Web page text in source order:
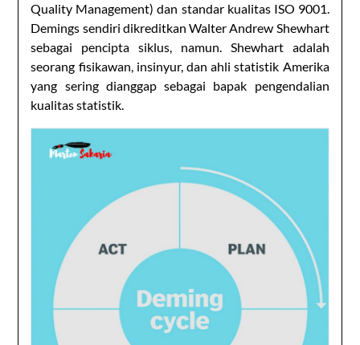
Quality Management) dan standar kualitas ISO 9001.
Demings sendiri dikreditkan Walter Andrew Shewhart
sebagai pencipta siklus, namun. Shewhart adalah
seorang fisikawan, insinyur, dan ahli statistik Amerika
yang sering dianggap sebagai bapak pengendalian
kualitas statistik.